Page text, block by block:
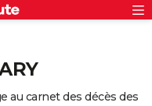
au carnet des décès des